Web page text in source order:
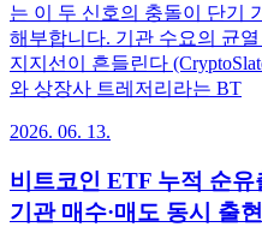
는 이 두 신호의 충돌이 단기
해부합니다. 기관 수요의 균
지지선이 흔들린다
와 상장사 트레저리라는 BT
2026. 06. 13.
비트코인 ETF 누적 순
기관 매수·매도 동시 출